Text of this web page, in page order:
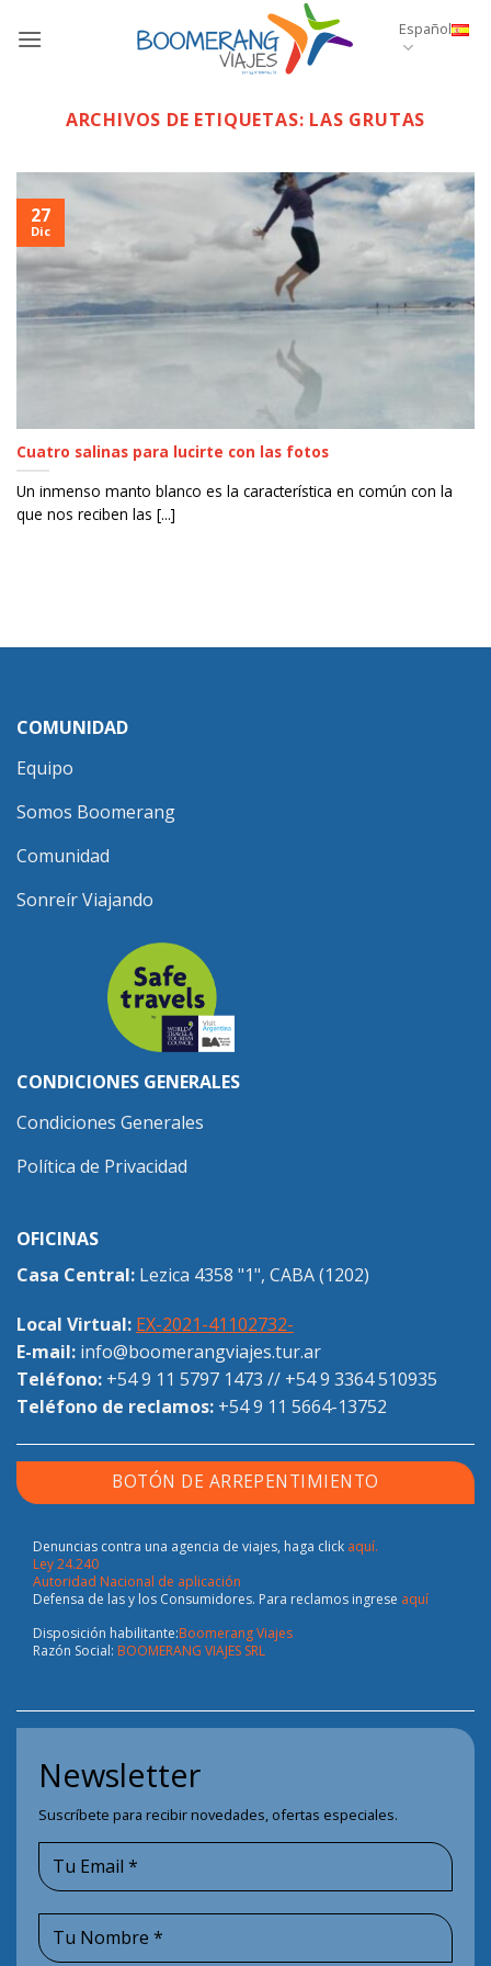
Español
ARCHIVOS DE ETIQUETAS: LAS GRUTAS
Cuatro salinas para lucirte con las fotos
Un inmenso manto blanco es la característica en común con la
que nos reciben las [...]
27
Dic
COMUNIDAD
Equipo
Somos Boomerang
Comunidad
Sonreír Viajando
CONDICIONES GENERALES
Condiciones Generales
Política de Privacidad
OFICINAS
Casa Central: Lezica 4358 "1", CABA (1202)
Local Virtual: EX-2021-41102732-
E-mail: info@boomerangviajes.tur.ar
Teléfono: +54 9 11 5797 1473 // +54 9 3364 510935
Teléfono de reclamos: +54 9 11 5664-13752
BOTÓN DE ARREPENTIMIENTO
Denuncias contra una agencia de viajes, haga click aquí.
Ley 24.240
Autoridad Nacional de aplicación
Defensa de las y los Consumidores. Para reclamos ingrese aquí
Disposición habilitante:Boomerang Viajes
Razón Social: BOOMERANG VIAJES SRL
Newsletter
Suscríbete para recibir novedades, ofertas especiales.